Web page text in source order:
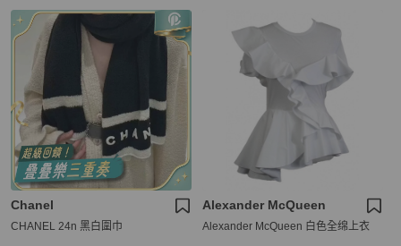
Chanel
CHANEL 24n 黑白圍巾
Alexander McQueen
Alexander McQueen 白色全绵上衣